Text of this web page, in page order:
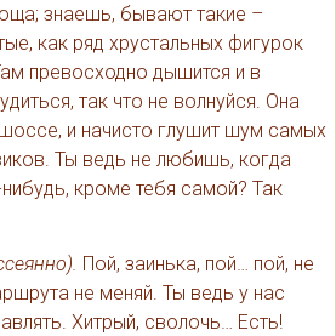
знаешь, бывают такие –
как ряд хрустальных фигурок
превосходно дышится и в
так что не волнуйся. Она
и начисто глушит шум самых
Ты ведь не любишь, когда
кроме тебя самой? Так
Пой, заинька, пой… пой, не
не меняй. Ты ведь у нас
Хитрый, сволочь… Есть!